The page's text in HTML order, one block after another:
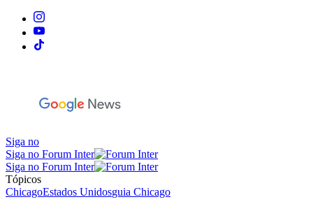
Siga no
Siga no Forum Inter
Siga no Forum Inter
Tópicos
ChicagoEstados Unidosguia Chicago